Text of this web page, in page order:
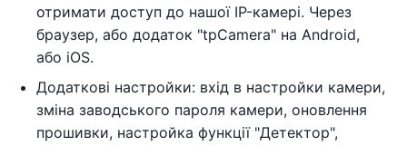
отримати доступ до нашої IP-камері. Через
браузер, або додаток "tpCamera" на Android,
або iOS.
Додаткові настройки: вхід в настройки камери,
зміна заводського пароля камери, оновлення
прошивки, настройка функції "Детектор",